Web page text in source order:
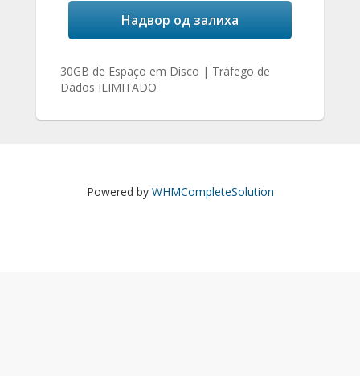
Надвор од залиха
30GB de Espaço em Disco | Tráfego de
Dados ILIMITADO
Powered by WHMCompleteSolution